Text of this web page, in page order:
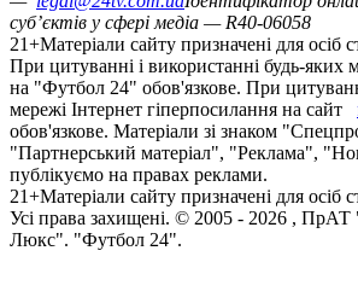
суб’єктів у сфері медіа — R40-06058
21+Матеріали сайту призначені для осіб
При цитуванні і використанні будь-яких
на "Футбол 24" обов'язкове. При
мережі Інтернет гіперпосилання на сайт
обов'язкове. Матеріали зі знаком
"Партнерський матеріал", "Реклама",
публікуємо на правах реклами.
21+Матеріали сайту призначені для осіб
Усi права захищенi. © 2005 - 2026 , ПрАТ
Люкс". "Футбол 24".